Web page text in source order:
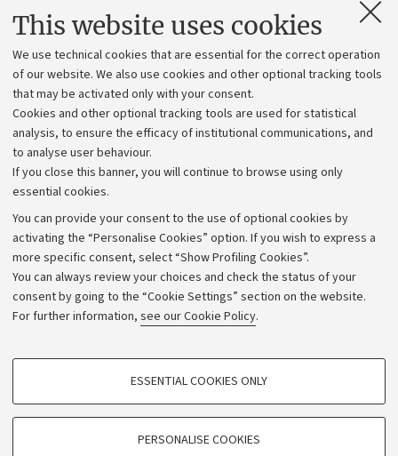
This website uses cookies
We use technical cookies that are essential for the correct operation
of our website. We also use cookies and other optional tracking tools
that may be activated only with your consent.
Cookies and other optional tracking tools are used for statistical
analysis, to ensure the efficacy of institutional communications, and
to analyse user behaviour.
If you close this banner, you will continue to browse using only
essential cookies.
You can provide your consent to the use of optional cookies by
activating the “Personalise Cookies” option. If you wish to express a
more specific consent, select “Show Profiling Cookies”.
You can always review your choices and check the status of your
consent by going to the “Cookie Settings” section on the website.
For further information, see our Cookie Policy.
PROFILING COOKIES - OPTIONAL
ESSENTIAL COOKIES ONLY
PERSONALISE COOKIES
Contacts and certified e-mail (PEC)
Administrative divisions
Work with us
Alumni community
Strategic plan
University budgets
Calls and competitions
Transparent administration
Appeals lodged
Merchandising - UniboStore
Website and accessibility information
Accessibility statement
Privacy policy and legal notes
Cookie Settings